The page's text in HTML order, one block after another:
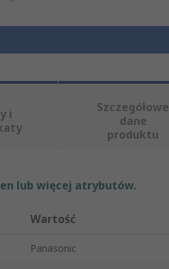
i
Szczegółowe
dane
produktu
lub więcej atrybutów.
Wartość
Panasonic